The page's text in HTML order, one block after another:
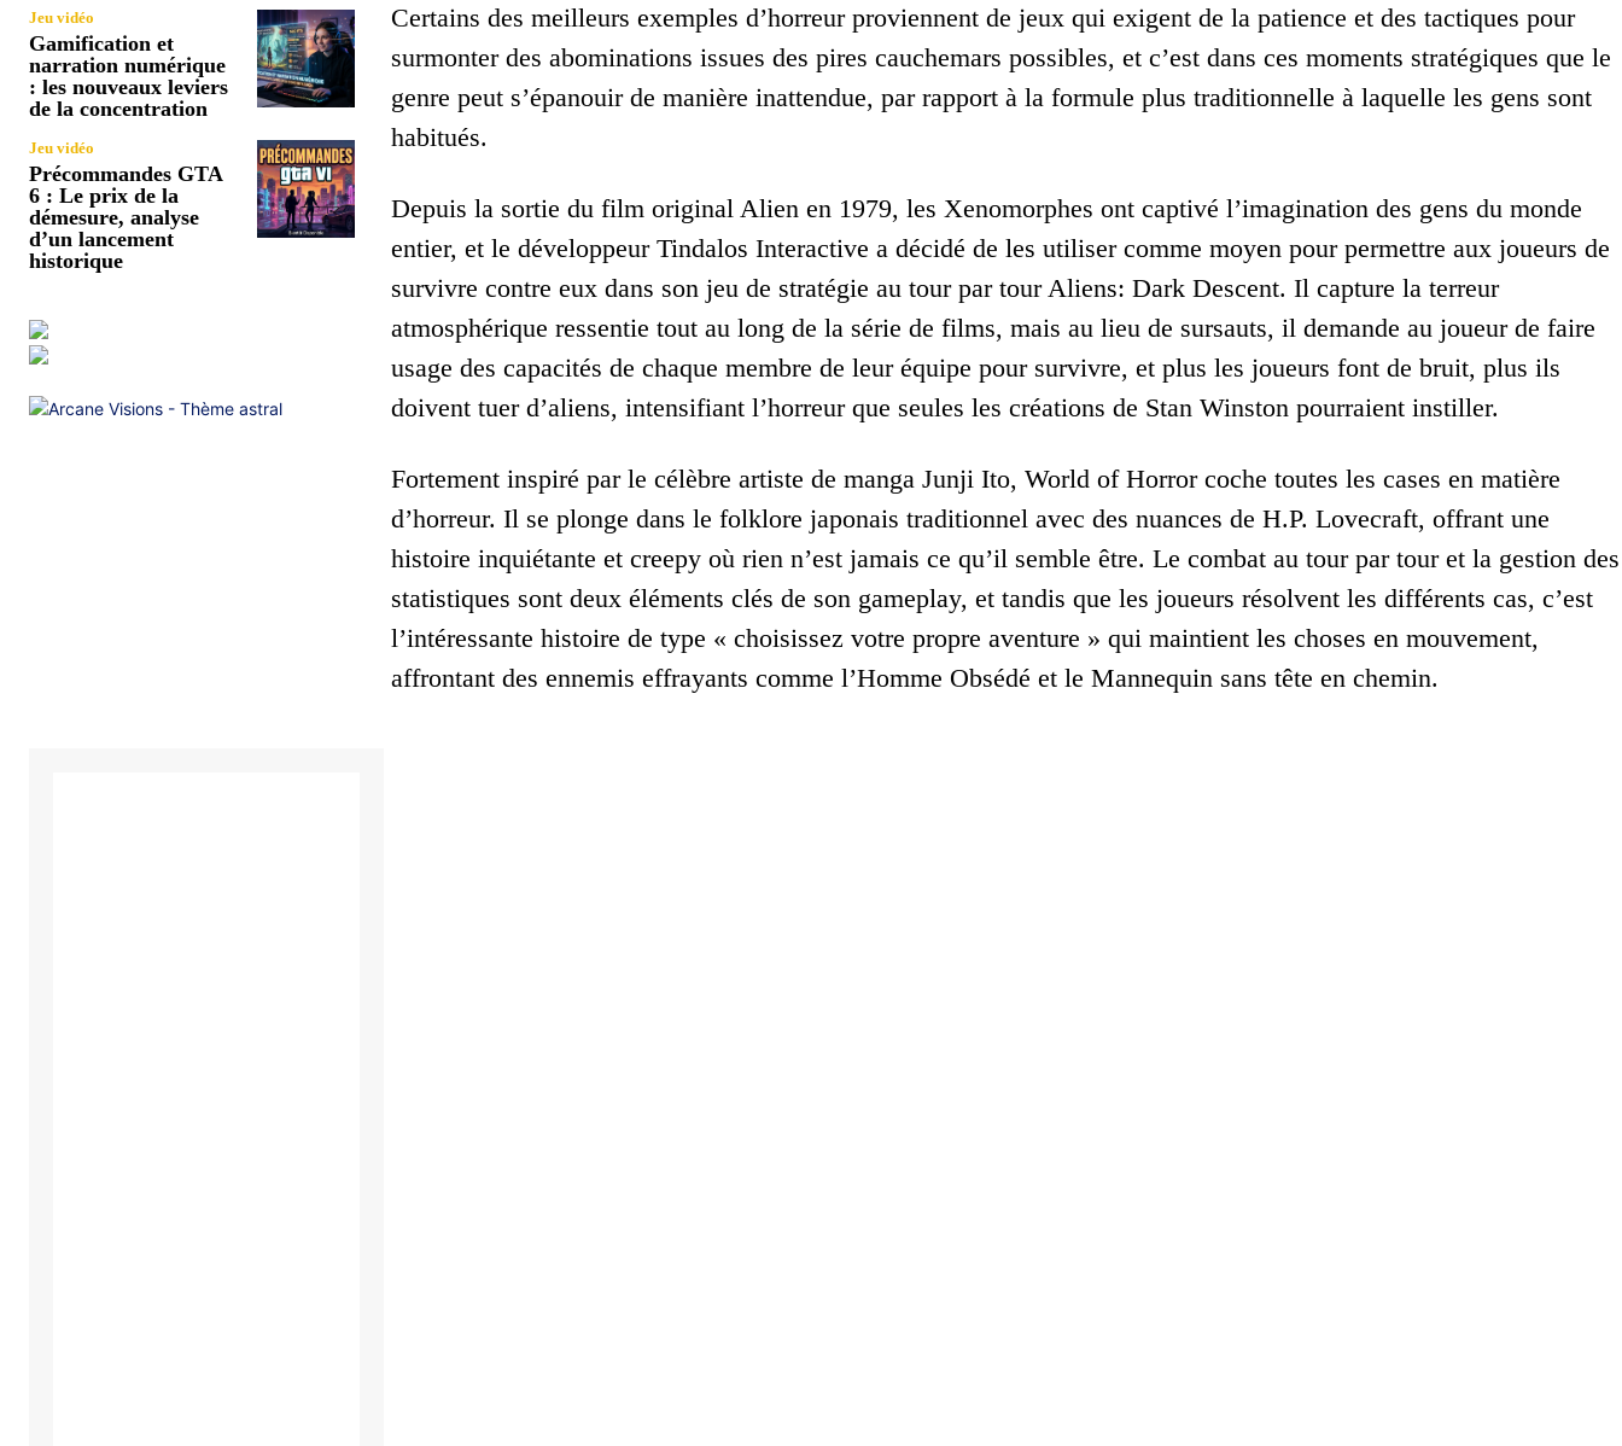
Jeu vidéo
Gamification et
narration numérique
: les nouveaux leviers
de la concentration
Jeu vidéo
Précommandes GTA
6 : Le prix de la
démesure, analyse
d’un lancement
historique
Certains des meilleurs exemples d’horreur proviennent de jeux qui exigent de la patience et des tactiques pour
surmonter des abominations issues des pires cauchemars possibles, et c’est dans ces moments stratégiques que le
genre peut s’épanouir de manière inattendue, par rapport à la formule plus traditionnelle à laquelle les gens sont
habitués.
Depuis la sortie du film original Alien en 1979, les Xenomorphes ont captivé l’imagination des gens du monde
entier, et le développeur Tindalos Interactive a décidé de les utiliser comme moyen pour permettre aux joueurs de
survivre contre eux dans son jeu de stratégie au tour par tour Aliens: Dark Descent. Il capture la terreur
atmosphérique ressentie tout au long de la série de films, mais au lieu de sursauts, il demande au joueur de faire
usage des capacités de chaque membre de leur équipe pour survivre, et plus les joueurs font de bruit, plus ils
doivent tuer d’aliens, intensifiant l’horreur que seules les créations de Stan Winston pourraient instiller.
Fortement inspiré par le célèbre artiste de manga Junji Ito, World of Horror coche toutes les cases en matière
d’horreur. Il se plonge dans le folklore japonais traditionnel avec des nuances de H.P. Lovecraft, offrant une
histoire inquiétante et creepy où rien n’est jamais ce qu’il semble être. Le combat au tour par tour et la gestion des
statistiques sont deux éléments clés de son gameplay, et tandis que les joueurs résolvent les différents cas, c’est
l’intéressante histoire de type « choisissez votre propre aventure » qui maintient les choses en mouvement,
affrontant des ennemis effrayants comme l’Homme Obsédé et le Mannequin sans tête en chemin.